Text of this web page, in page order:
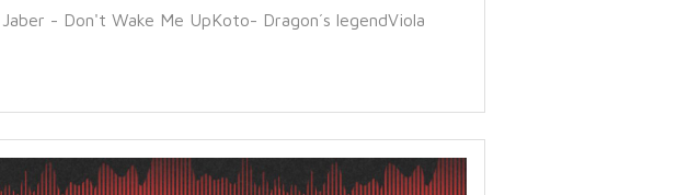
- Don't Wake Me UpKoto- Dragon´s legendViola